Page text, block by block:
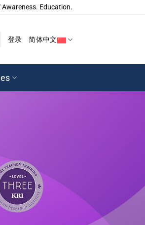
Awareness. Education.
登录 简体中文